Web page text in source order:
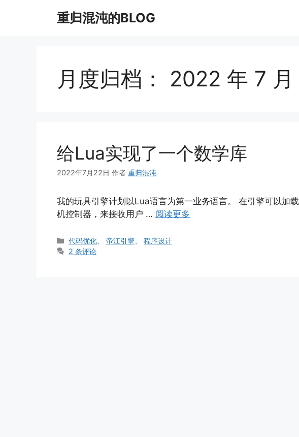
重归混沌的BLOG
月度归档： 2022 年 7 月
给Lua实现了一个数学库
2022年7月22日 作者 重归混沌
我的玩具引擎计划以Lua语言为第一业务语言。 在引擎可以加
机控制器，来接收用户 … 阅读更多
分
类
代码优化 、帝江引擎 、程序设计
2 条评论